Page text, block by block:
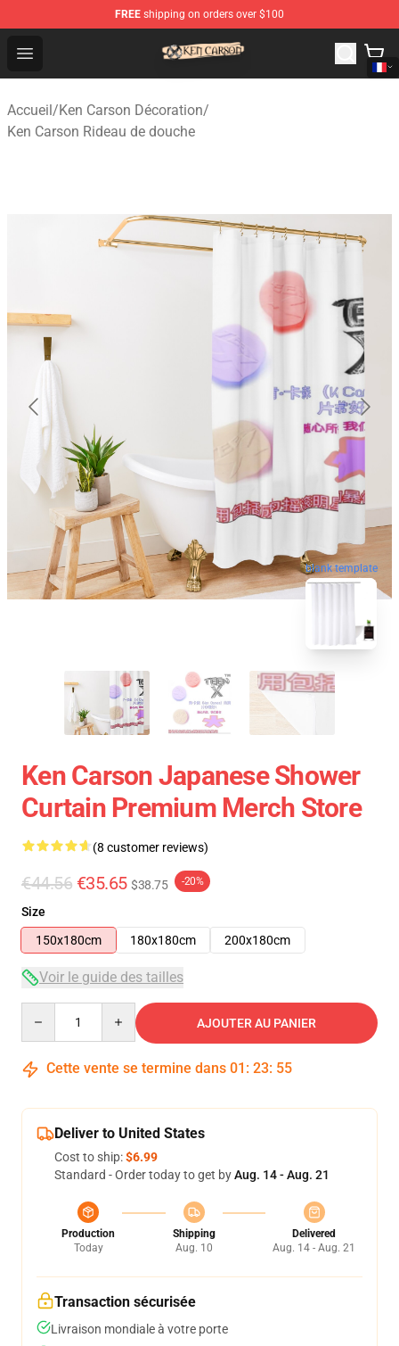
FREE shipping on orders over $100
Open menu
Ken Carson Shop - Official Ken Carson Merchandise
Accueil/Ken Carson Décoration/
Ken Carson Rideau de douche
blank template
Ken Carson Japanese Shower
Curtain Premium Merch Store
(8 customer reviews)
€44.56 €35.65 $38.75 -20%
Size
150x180cm
180x180cm 200x180cm
Voir le guide des tailles
AJOUTER AU PANIER
Cette vente se termine dans 01 : 23: 54
Deliver to United States
Cost to ship:$6.99
Standard - Order today to get byAug. 14 - Aug. 21
Production
Today
Shipping
Aug. 10
Delivered
Aug. 14 - Aug. 21
Transaction sécurisée
Livraison mondiale à votre porte